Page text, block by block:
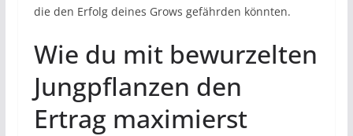
die den Erfolg deines Grows gefährden könnten.
Wie du mit bewurzelten
Jungpflanzen den
Ertrag maximierst